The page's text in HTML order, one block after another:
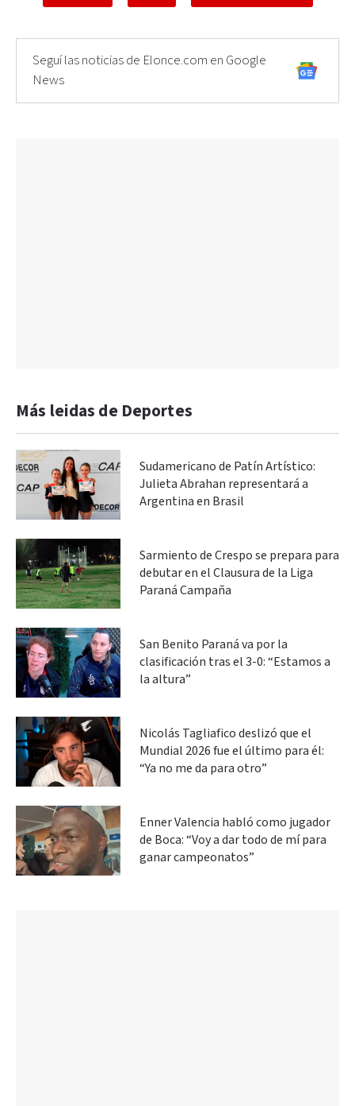
Seguí las noticias de Elonce.com en Google
News
Más leidas de Deportes
Sudamericano de Patín Artístico:
Julieta Abrahan representará a
Argentina en Brasil
Sarmiento de Crespo se prepara para
debutar en el Clausura de la Liga
Paraná Campaña
San Benito Paraná va por la
clasificación tras el 3-0: “Estamos a
la altura”
Nicolás Tagliafico deslizó que el
Mundial 2026 fue el último para él:
“Ya no me da para otro”
Enner Valencia habló como jugador
de Boca: “Voy a dar todo de mí para
ganar campeonatos”